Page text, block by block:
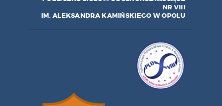
NR VIII
IM. ALEKSANDRA KAMIŃSKIEGO W OPOLU